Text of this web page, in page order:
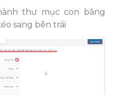
thư mục con bằng
sang bên trái